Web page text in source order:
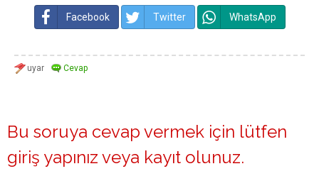
Facebook Twitter WhatsApp
Bu soruya cevap vermek için lütfen
giriş yapınız veya kayıt olunuz.